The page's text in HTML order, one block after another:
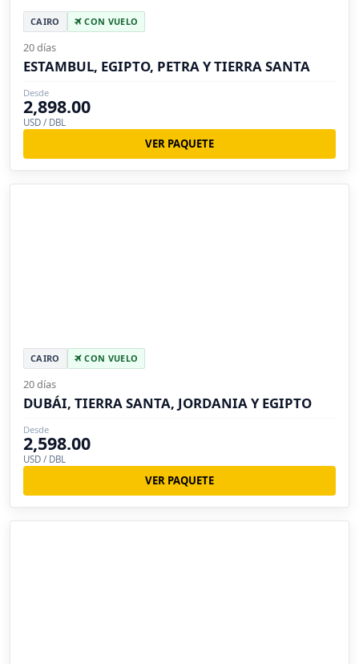
CAIRO CON VUELO
20 días
ESTAMBUL, EGIPTO, PETRA Y TIERRA SANTA
Desde
2,898.00
USD / DBL
VER PAQUETE
CAIRO CON VUELO
20 días
DUBÁI, TIERRA SANTA, JORDANIA Y EGIPTO
Desde
2,598.00
USD / DBL
VER PAQUETE